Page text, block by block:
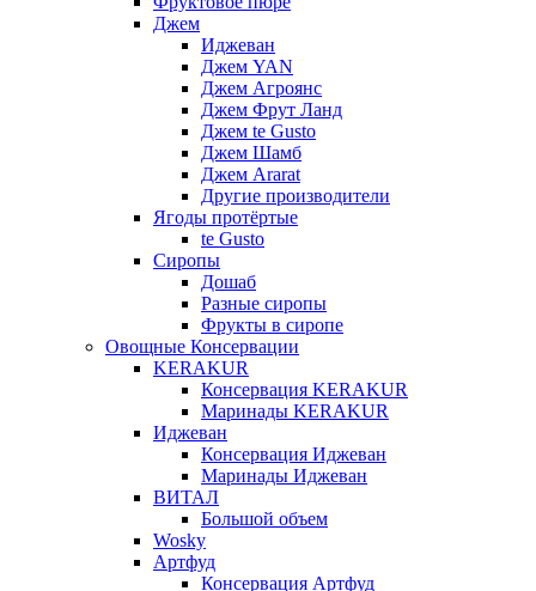
Джем
Иджеван
Джем YAN
Джем Агроянс
Джем Фрут Ланд
Джем te Gusto
Джем Шамб
Джем Ararat
Другие производители
Ягоды протёртые
te Gusto
Сиропы
Дошаб
Разные сиропы
Фрукты в сиропе
Овощные Консервации
KERAKUR
Консервация KERAKUR
Маринады KERAKUR
Иджеван
Консервация Иджеван
Маринады Иджеван
ВИТАЛ
Большой объем
Wosky
Артфуд
Консервация Артфуд